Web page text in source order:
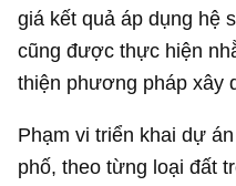
giá kết quả áp dụng hệ
cũng được thực hiện
thiện phương pháp xây
Phạm vi triển khai dự
phố, theo từng loại đất